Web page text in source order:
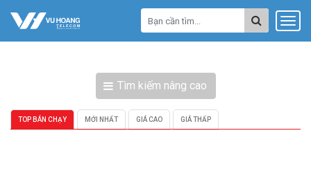
Tìm kiếm nâng cao
TOP BÁN CHẠY MỚI NHẤT GIÁ CAO GIÁ THẤP